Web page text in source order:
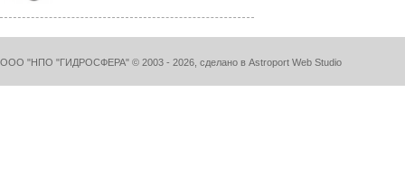
ООО "НПО "ГИДРОСФЕРА" © 2003 - 2026, cделано в Astroport Web Studio